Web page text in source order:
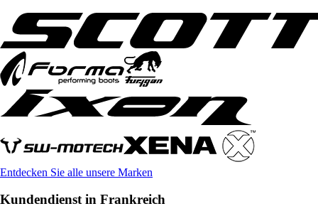
Entdecken Sie alle unsere Marken
Kundendienst in Frankreich